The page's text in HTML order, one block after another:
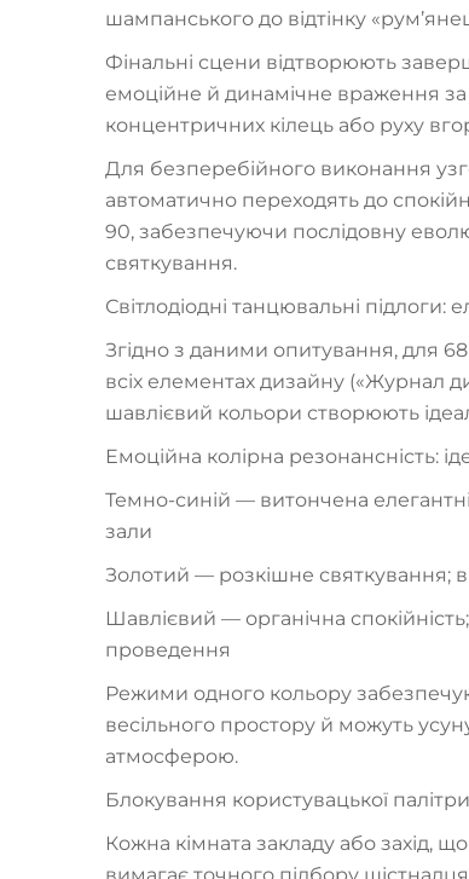
шампанського до відтінку
Фінальні сцени відтворюють
емоційне й динамічне враження
концентричних кілець або руху
Для безперебійного виконання
автоматично переходять до
90, забезпечуючи послідовну
святкування.
Світлодіодні танцювальні
Згідно з даними опитування, для
всіх елементах дизайну («Журнал
шавлієвий кольори створюють
Емоційна колірна резонансність:
Темно-синій — витончена
зали
Золотий — розкішне святкування;
Шавлієвий — органічна спокійність;
проведення
Режими одного кольору
весільного простору й можуть
атмосферою.
Блокування користувацької
Кожна кімната закладу або захід,